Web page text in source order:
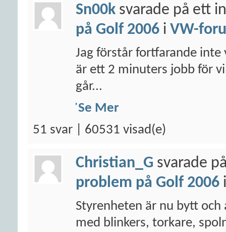
Sn00k svarade på ett
på Golf 2006 i VW-
Jag förstår fortfarande
är ett 2 minuters jobb för
går...
Se Mer
51 svar | 60531 visad(e)
Christian_G svarade
problem på Golf 2006
Styrenheten är nu bytt
med blinkers, torkare,